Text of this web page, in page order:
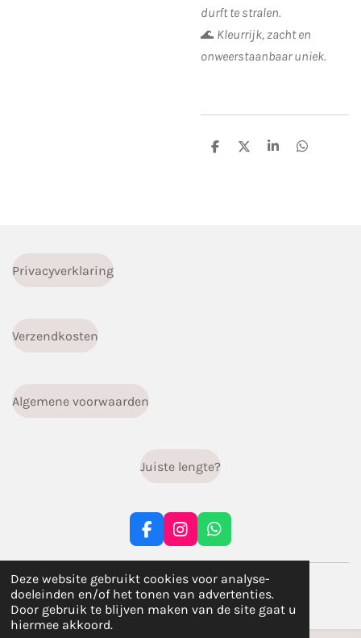
Deze website gebruikt cookies voor analyse-
doeleinden en/of het tonen van advertenties.
Door gebruik te blijven maken van de site gaat u
hiermee akkoord.
durft te stralen.
🌊 Kleurrijk, zacht en
onweerstaanbaar uniek.
D
D
S
D
Privacyverklaring
Verzendkosten
Algemene voorwaarden
Juiste lengte?
F
a
e
b
o
I
n
t
a
g
W
h
t
s
A
© 2023 - 2026 infiniti.handgemaakt
Powered byJouwWeb